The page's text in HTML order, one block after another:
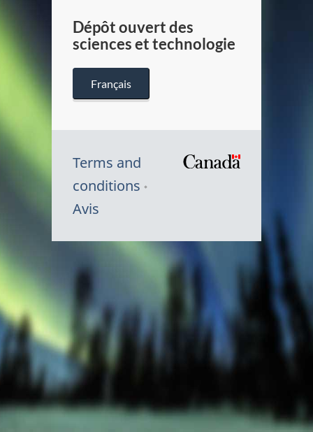
Dépôt ouvert des
sciences et technologie
Français
Terms and
conditions
Avis
Canada